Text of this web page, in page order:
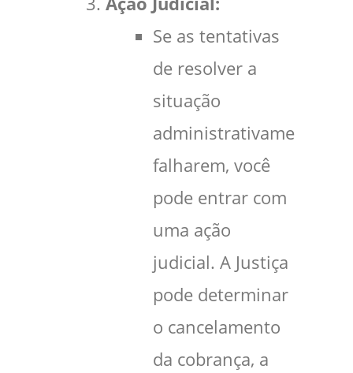
Se as tentativas
de resolver a
situação
administrativamente
falharem, você
pode entrar com
uma ação
judicial. A Justiça
pode determinar
o cancelamento
da cobrança, a